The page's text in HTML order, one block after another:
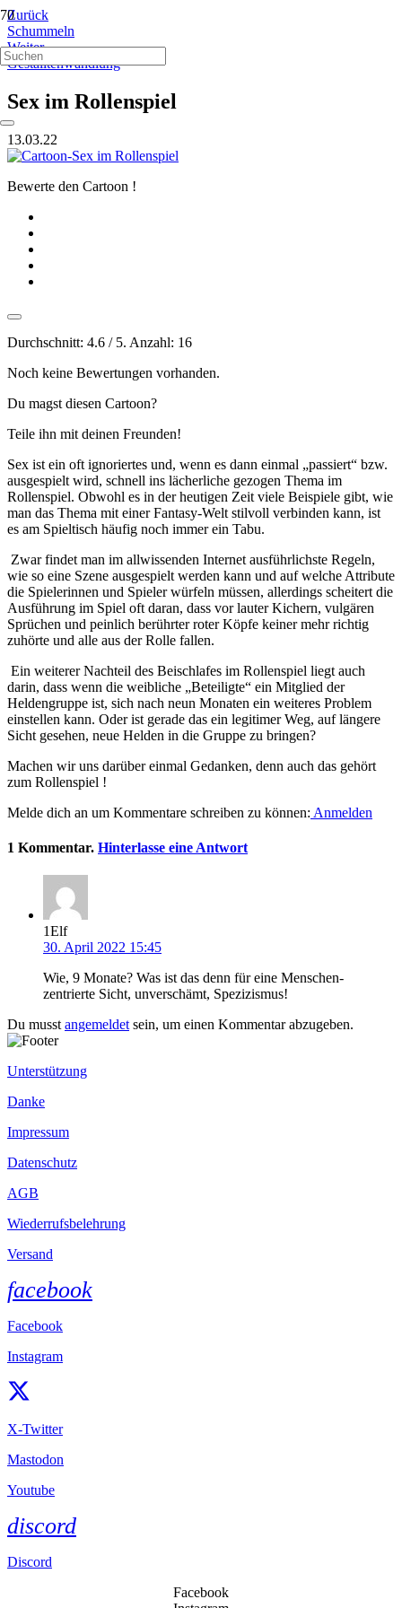
Zurück
Schummeln
Weiter
Gestalltenwandlung
Sex im Rollenspiel
13.03.22
Bewerte den Cartoon !
Durchschnitt: 4.6 / 5. Anzahl: 16
Noch keine Bewertungen vorhanden.
Du magst diesen Cartoon?
Teile ihn mit deinen Freunden!
Sex ist ein oft ignoriertes und, wenn es dann einmal „passiert“ bzw.
ausgespielt wird, schnell ins lächerliche gezogen Thema im
Rollenspiel. Obwohl es in der heutigen Zeit viele Beispiele gibt, wie
man das Thema mit einer Fantasy-Welt stilvoll verbinden kann, ist
es am Spieltisch häufig noch immer ein Tabu.
Zwar findet man im allwissenden Internet ausführlichste Regeln,
wie so eine Szene ausgespielt werden kann und auf welche Attribute
die Spielerinnen und Spieler würfeln müssen, allerdings scheitert die
Ausführung im Spiel oft daran, dass vor lauter Kichern, vulgären
Sprüchen und peinlich berührter roter Köpfe keiner mehr richtig
zuhörte und alle aus der Rolle fallen.
Ein weiterer Nachteil des Beischlafes im Rollenspiel liegt auch
darin, dass wenn die weibliche „Beteiligte“ ein Mitglied der
Heldengruppe ist, sich nach neun Monaten ein weiteres Problem
einstellen kann. Oder ist gerade das ein legitimer Weg, auf längere
Sicht gesehen, neue Helden in die Gruppe zu bringen?
Machen wir uns darüber einmal Gedanken, denn auch das gehört
zum Rollenspiel !
Melde dich an um Kommentare schreiben zu können: Anmelden
1 Kommentar. Hinterlasse eine Antwort
1Elf
30. April 2022 15:45
Wie, 9 Monate? Was ist das denn für eine Menschen-
zentrierte Sicht, unverschämt, Spezizismus!
Du musst angemeldet sein, um einen Kommentar abzugeben.
Unterstützung
Danke
Impressum
Datenschutz
AGB
Wiederrufsbelehrung
Versand
facebook
Facebook
Instagram
X-Twitter
Mastodon
Youtube
discord
Discord
Facebook